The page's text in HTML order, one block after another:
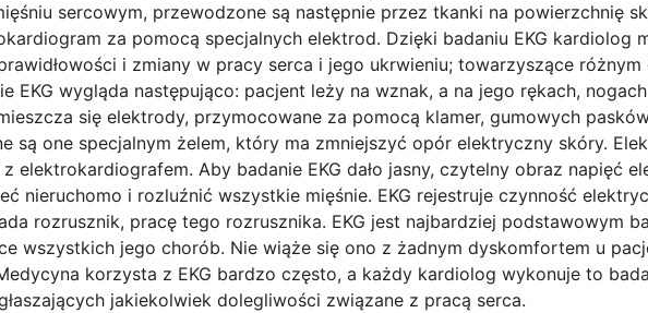
sercowym, przewodzone są następnie przez tkanki na powierzchnię
za pomocą specjalnych elektrod. Dzięki badaniu EKG kardiolog
i zmiany w pracy serca i jego ukrwieniu; towarzyszące
EKG wygląda następująco: pacjent leży na wznak, a na jego rękach,
się elektrody, przymocowane za pomocą klamer, gumowych
są one specjalnym żelem, który ma zmniejszyć opór elektryczny skóry.
elektrokardiografem. Aby badanie EKG dało jasny, czytelny obraz napięć
nieruchomo i rozluźnić wszystkie mięśnie. EKG rejestruje czynność
rozrusznik, pracę tego rozrusznika. EKG jest najbardziej podstawowym
wszystkich jego chorób. Nie wiąże się ono z żadnym dyskomfortem u
korzysta z EKG bardzo często, a każdy kardiolog wykonuje to
jakiekolwiek dolegliwości związane z pracą serca.